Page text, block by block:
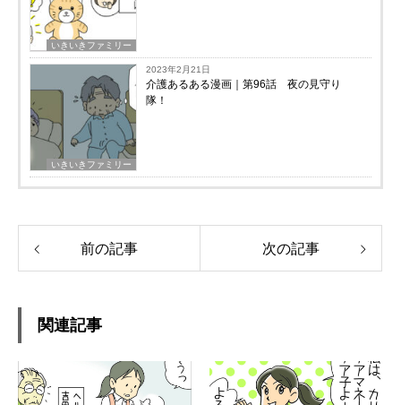
いきいきファミリー
いきいきファミリー
2023年2月21日
介護あるある漫画｜第96話 夜の見守り
隊！
前の記事 次の記事
関連記事